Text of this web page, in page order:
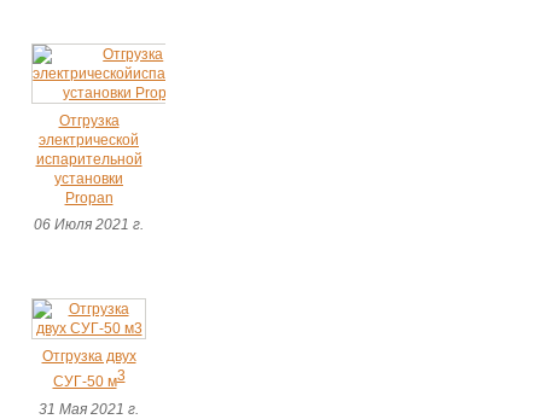
Отгрузка
электрической
испарительной
установки
Propan
06 Июля 2021 г.
Отгрузка двух
СУГ-50 м3
31 Мая 2021 г.